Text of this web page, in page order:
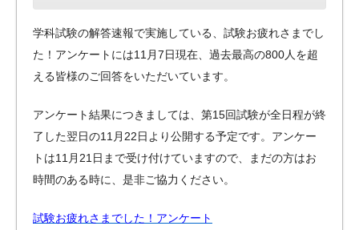
学科試験の解答速報で実施している、試験お疲れさまでし
た！アンケートには11月7日現在、過去最高の800人を超
える皆様のご回答をいただいています。
アンケート結果につきましては、第15回試験が全日程が終
了した翌日の11月22日より公開する予定です。アンケー
トは11月21日まで受け付けていますので、まだの方はお
時間のある時に、是非ご協力ください。
試験お疲れさまでした！アンケート